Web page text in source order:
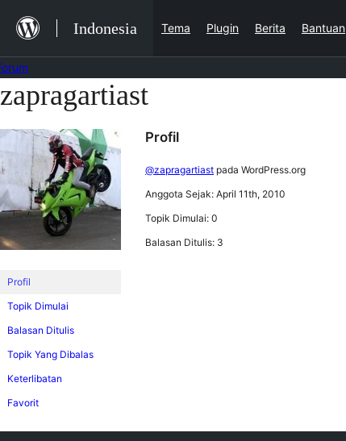
konten
Indonesia Tema Plugin Berita Bantuan
Lewati
konten
zapragartiast
Profil
Topik Dimulai
Balasan Ditulis
Topik Yang Dibalas
Keterlibatan
Favorit
Profil
@zapragartiast pada WordPress.org
Anggota Sejak: April 11th, 2010
Topik Dimulai: 0
Balasan Ditulis: 3